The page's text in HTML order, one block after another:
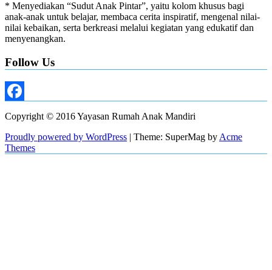
* Menyediakan “Sudut Anak Pintar”, yaitu kolom khusus bagi
anak-anak untuk belajar, membaca cerita inspiratif, mengenal nilai-
nilai kebaikan, serta berkreasi melalui kegiatan yang edukatif dan
menyenangkan.
Follow Us
Copyright © 2016 Yayasan Rumah Anak Mandiri
Proudly powered by WordPress | Theme: SuperMag by Acme
Themes